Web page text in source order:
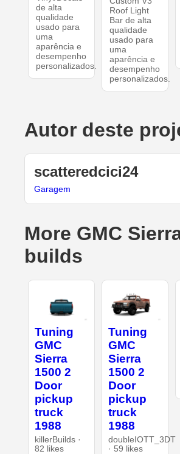
de alta
qualidade
usado para
uma
aparência e
desempenho
personalizados.
Roof Light
Bar de alta
qualidade
usado para
uma
aparência e
desempenho
personalizados.
Autor deste
scatteredcici24
Garagem
More GMC
builds
Tuning
GMC
Sierra
1500 2
Door
pickup
truck
1988
killerBuilds ·
82 likes
Tuning
GMC
Sierra
1500 2
Door
pickup
truck
1988
doubleIOTT_3DT
· 59 likes